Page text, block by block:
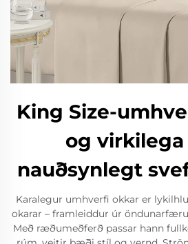
King Size-
og
nauðsynlegt
Karalegur umhverfi okkar er
okarar – framleiddur úr
Með ræðumeðferð passar hann